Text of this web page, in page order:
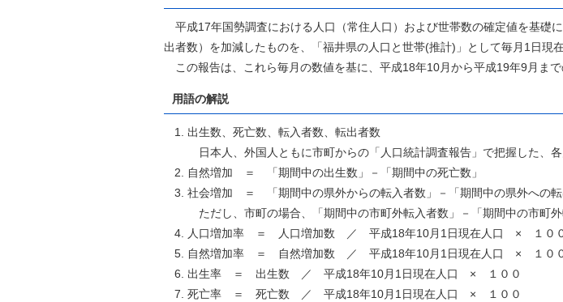
平成17年国勢調査における人口（常住人口）および世帯数の確定値を基礎
出者数）を加減したものを、「福井県の人口と世帯(推計)」として毎月1日現
この報告は、これら毎月の数値を基に、平成18年10月から平成19年9月ま
用語の解説
出生数、死亡数、転入者数、転出者数
日本人、外国人ともに市町からの「人口統計調査報告」で把握した、
自然増加 ＝ 「期間中の出生数」－「期間中の死亡数」
社会増加 ＝ 「期間中の県外からの転入者数」－「期間中の県外への転
ただし、市町の場合、「期間中の市町外転入者数」－「期間中の市町外
人口増加率 ＝ 人口増加数 ／ 平成18年10月1日現在人口 × １０
自然増加率 ＝ 自然増加数 ／ 平成18年10月1日現在人口 × １０
出生率 ＝ 出生数 ／ 平成18年10月1日現在人口 × １００
死亡率 ＝ 死亡数 ／ 平成18年10月1日現在人口 × １００